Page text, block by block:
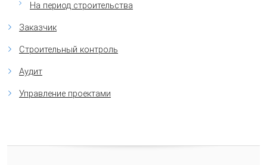
На период строительства
Заказчик
Строительный контроль
Аудит
Управление проектами